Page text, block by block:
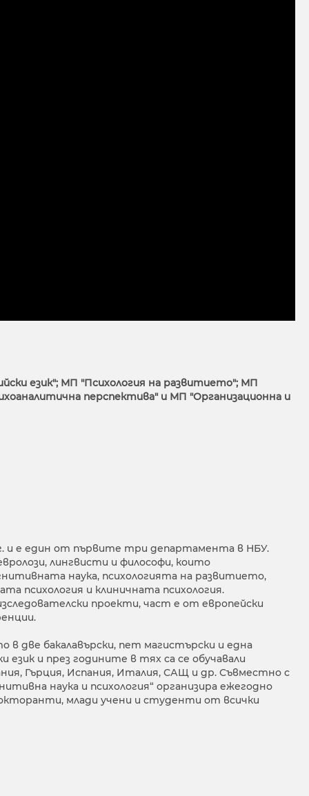
език"; МП "Психология на развитието"; МП
перспектива" и МП "Организационна и
г. и е един от първите три департамента в НБУ.
лингвисти и философи, които
наука, психологията на развитието,
психология и клиничната психология.
проекти, част е от европейски
в две бакалавърски, пет магистърски и една
и през годините в тях са се обучавали
Гърция, Испания, Италия, САЩ и др. Съвместно с
наука и психология“ организира ежегодно
млади учени и студенти от всички